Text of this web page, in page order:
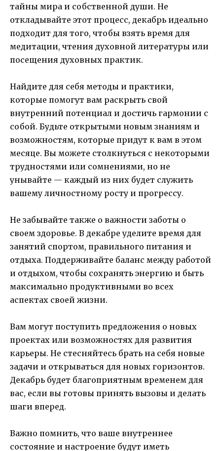
тайны мира и собственной души. Не
откладывайте этот процесс, декабрь идеально
подходит для того, чтобы взять время для
медитации, чтения духовной литературы или
посещения духовных практик.
Найдите для себя методы и практики,
которые помогут вам раскрыть свой
внутренний потенциал и достичь гармонии с
собой. Будьте открытыми новым знаниям и
возможностям, которые придут к вам в этом
месяце. Вы можете столкнуться с некоторыми
трудностями или сомнениями, но не
унывайте — каждый из них будет служить
вашему личностному росту и прогрессу.
Не забывайте также о важности заботы о
своем здоровье. В декабре уделите время для
занятий спортом, правильного питания и
отдыха. Поддерживайте баланс между работой
и отдыхом, чтобы сохранять энергию и быть
максимально продуктивными во всех
аспектах своей жизни.
Вам могут поступить предложения о новых
проектах или возможностях для развития
карьеры. Не стесняйтесь брать на себя новые
задачи и открываться для новых горизонтов.
Декабрь будет благоприятным временем для
вас, если вы готовы принять вызовы и делать
шаги вперед.
Важно помнить, что ваше внутреннее
состояние и настроение будут иметь